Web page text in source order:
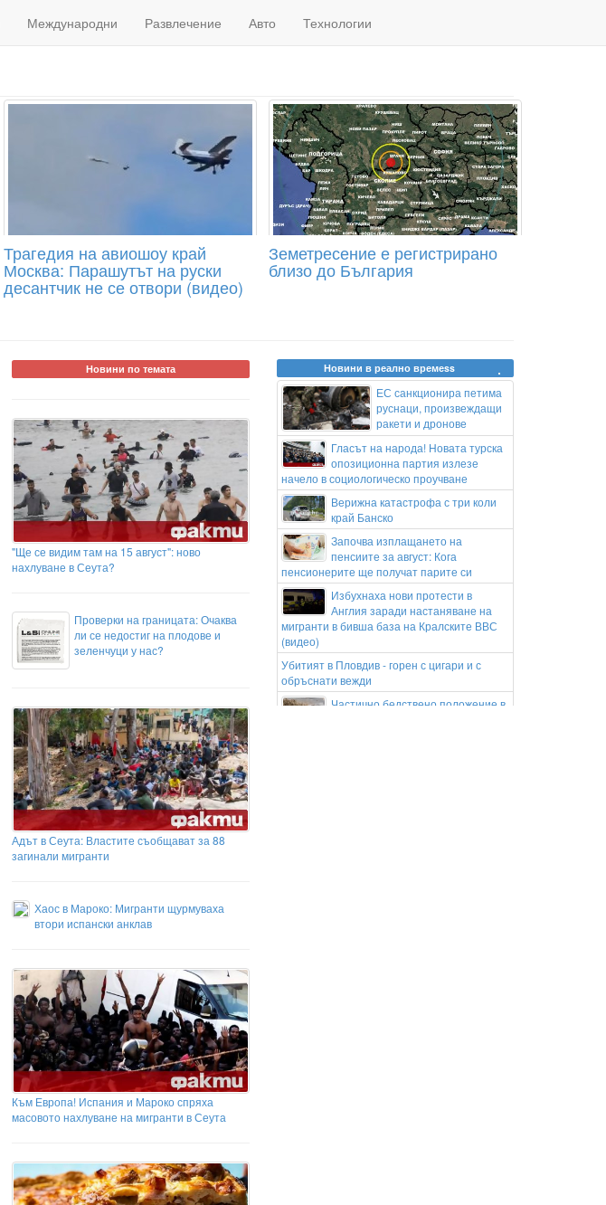
Международни Развлечение Авто Технологии
Трагедия на авиошоу край
Москва: Парашутът на руски
десантчик не се отвори (видео)
Земетресение е регистрирано
близо до България
Новини по темата
"Ще се видим там на 15 август": ново
нахлуване в Сеута?
Проверки на границата: Очаква
ли се недостиг на плодове и
зеленчуци у нас?
Адът в Сеута: Властите съобщават за 88
загинали мигранти
Хаос в Мароко: Мигранти щурмуваха
втори испански анклав
Към Европа! Испания и Мароко спряха
масовото нахлуване на мигранти в Сеута
Новини в реално времеss
ЕС санкционира петима
руснаци, произвеждащи
ракети и дронове
Гласът на народа! Новата турска
опозиционна партия излезе
начело в социологическо проучване
Верижна катастрофа с три коли
край Банско
Започва изплащането на
пенсиите за август: Кога
пенсионерите ще получат парите си
Избухнаха нови протести в
Англия заради настаняване на
мигранти в бивша база на Кралските ВВС
(видео)
Убитият в Пловдив - горен с цигари и с
обръснати вежди
Частично бедствено положение в